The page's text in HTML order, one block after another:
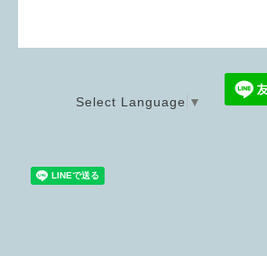
Select Language ▼